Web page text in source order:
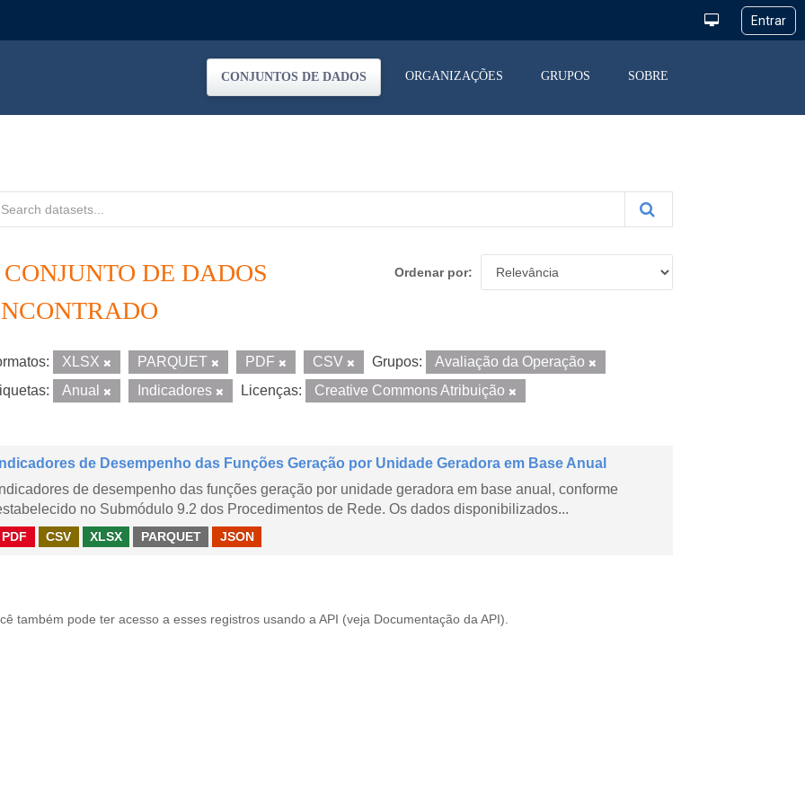
CONJUNTOS DE DADOS ORGANIZAÇÕES GRUPOS SOBRE
Ordenar por
CONJUNTO DE DADOS
XLSX PARQUET PDF CSV Grupos:
Avaliação da Operação
Anual Indicadores Licenças: Creative Commons Atribuição
Indicadores de Desempenho das Funções Geração por Unidade Geradora em Base Anual
Indicadores de desempenho das funções geração por unidade geradora em base anual, conforme
no Submódulo 9.2 dos Procedimentos de Rede. Os dados disponibilizados...
PDF CSV XLSX PARQUET JSON
também pode ter acesso a esses registros usando a API (veja Documentação da API ).